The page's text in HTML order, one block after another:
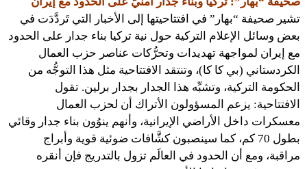
تشير صحيفة “بهار” في افتتاحيتها إلى الأخبار التي تَردَّدَت في
بعض وسائل الإعلام التركية حول نية تركيا بناء جدار على الحدود
مع إيران لمواجهة تهديدات وتحرُّكات عناصر حزب العمال
الكردستاني (بي كا كا)، وتنتقد الافتتاحية مثل هذا التوجُّه من
الحكومة التركية، وتشبِّه هذا الجدار بجدار برلين. تقول
الافتتاحية: يزعم المسؤولون الأتراك أن لحزب العمال
معسكرات داخل الأراضي الإيرانية، وأنهم ينوُون بناء جدار وقائي
بطول 70 كم، كما سينصبون كشَّافات ضوئية قوية وأبراج
مراقبة، ومع أن الحدود في العالَم تزول بالتدريج فإن أنقره